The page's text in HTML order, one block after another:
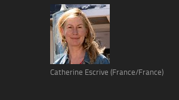
Catherine Escrive (France/France)